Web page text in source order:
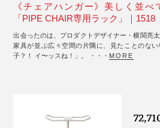
《チェアハンガー》美しく並べ
「PIPE CHAIR専用ラック」｜1518
出会ったのは、プロダクトデザイナー・横関亮
家具が並ぶ広々空間の片隅に、見たことのな
子？！ イ〜ッスね！」。 ・・・ MORE